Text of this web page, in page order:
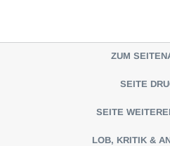
ZUM
SEITE
SEITE
LOB, KRITIK &